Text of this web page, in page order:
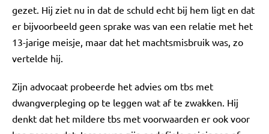
gezet. Hij ziet nu in dat de schuld echt bij hem ligt en dat
er bijvoorbeeld geen sprake was van een relatie met het
13-jarige meisje, maar dat het machtsmisbruik was, zo
vertelde hij.
Zijn advocaat probeerde het advies om tbs met
dwangverpleging op te leggen wat af te zwakken. Hij
denkt dat het mildere tbs met voorwaarden er ook voor